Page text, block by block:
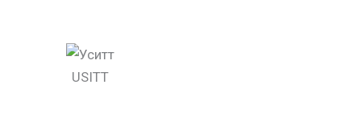
USITT